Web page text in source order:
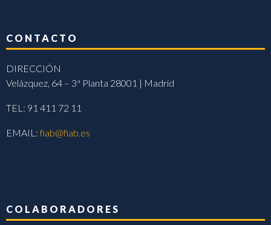
CONTACTO
DIRECCIÓN
Velázquez, 64 – 3ª Planta 28001 | Madrid
TEL: 91 411 72 11
EMAIL:fiab@fiab.es
COLABORADORES